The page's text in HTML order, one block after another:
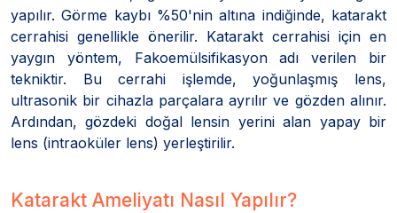
yapılır. Görme kaybı %50'nin altına indiğinde, katarakt
cerrahisi genellikle önerilir. Katarakt cerrahisi için en
yaygın yöntem, Fakoemülsifikasyon adı verilen bir
tekniktir. Bu cerrahi işlemde, yoğunlaşmış lens,
ultrasonik bir cihazla parçalara ayrılır ve gözden alınır.
Ardından, gözdeki doğal lensin yerini alan yapay bir
lens (intraoküler lens) yerleştirilir.
Katarakt Ameliyatı Nasıl Yapılır?